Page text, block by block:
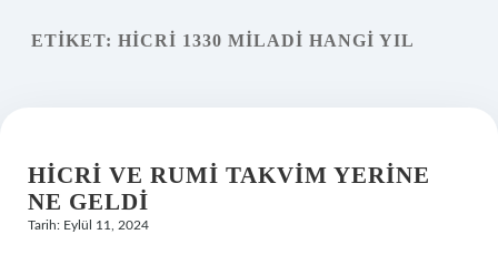
Yasal Uyarı
ETIKET: HICRI 1330 MILADI HANGI YIL
HICRI VE RUMI TAKVIM YERINE
NE GELDI
Tarih: Eylül 11, 2024